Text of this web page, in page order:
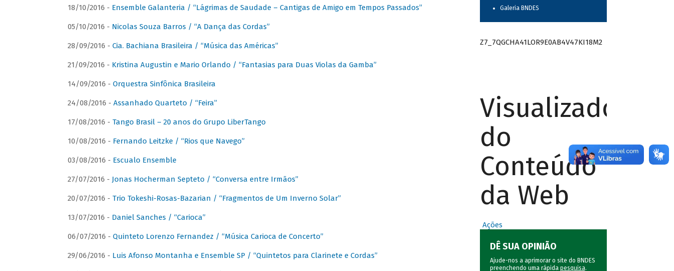
18/10/2016 - Ensemble Galanteria / “Lágrimas de Saudade – Cantigas de Amigo em Tempos Passados”
05/10/2016 - Nicolas Souza Barros / “A Dança das Cordas”
28/09/2016 - Cia. Bachiana Brasileira / “Música das Américas”
21/09/2016 - Kristina Augustin e Mario Orlando / “Fantasias para Duas Violas da Gamba”
14/09/2016 - Orquestra Sinfônica Brasileira
24/08/2016 - Assanhado Quarteto / “Feira”
17/08/2016 - Tango Brasil – 20 anos do Grupo LiberTango
10/08/2016 - Fernando Leitzke / “Rios que Navego”
03/08/2016 - Escualo Ensemble
27/07/2016 - Jonas Hocherman Septeto / “Conversa entre Irmãos”
20/07/2016 - Trio Tokeshi-Rosas-Bazarian / “Fragmentos de Um Inverno Solar”
13/07/2016 - Daniel Sanches / “Carioca”
06/07/2016 - Quinteto Lorenzo Fernandez / “Música Carioca de Concerto”
29/06/2016 - Luis Afonso Montanha e Ensemble SP / “Quintetos para Clarinete e Cordas”
Galeria BNDES
Z7_7QGCHA41LOR9E0AB4V47KI18M2
Visualizador
do
Conteúdo
da Web
Ações
DÊ SUA OPINIÃO
Ajude-nos a aprimorar o site do BNDES
preenchendo uma rápida pesquisa.